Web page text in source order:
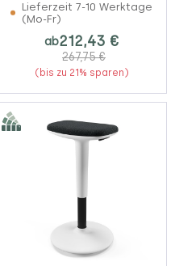
Lieferzeit 7-10 Werktage
(Mo-Fr)
ab212,43 €
267,75 €
(bis zu 21% sparen)